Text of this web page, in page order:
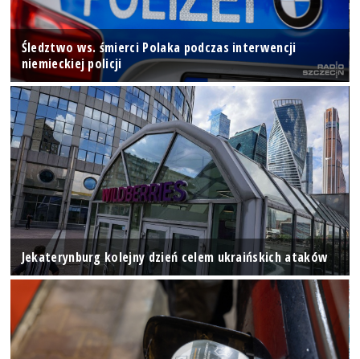
Śledztwo ws. śmierci Polaka podczas interwencji
niemieckiej policji
Jekaterynburg kolejny dzień celem ukraińskich ataków